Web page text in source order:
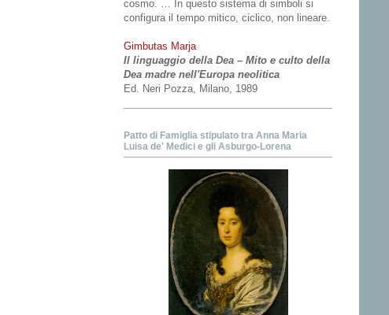
cosmo. … In questo sistema di simboli si
configura il tempo mitico, ciclico, non lineare.
Gimbutas Marja
Il linguaggio della Dea – Mito e culto della
Dea madre nell'Europa neolitica
Ed. Neri Pozza, Milano, 1989
Patto di Famiglia stipulato tra Anna Maria
Luisa de' Medici e gli Asburgo-Lorena